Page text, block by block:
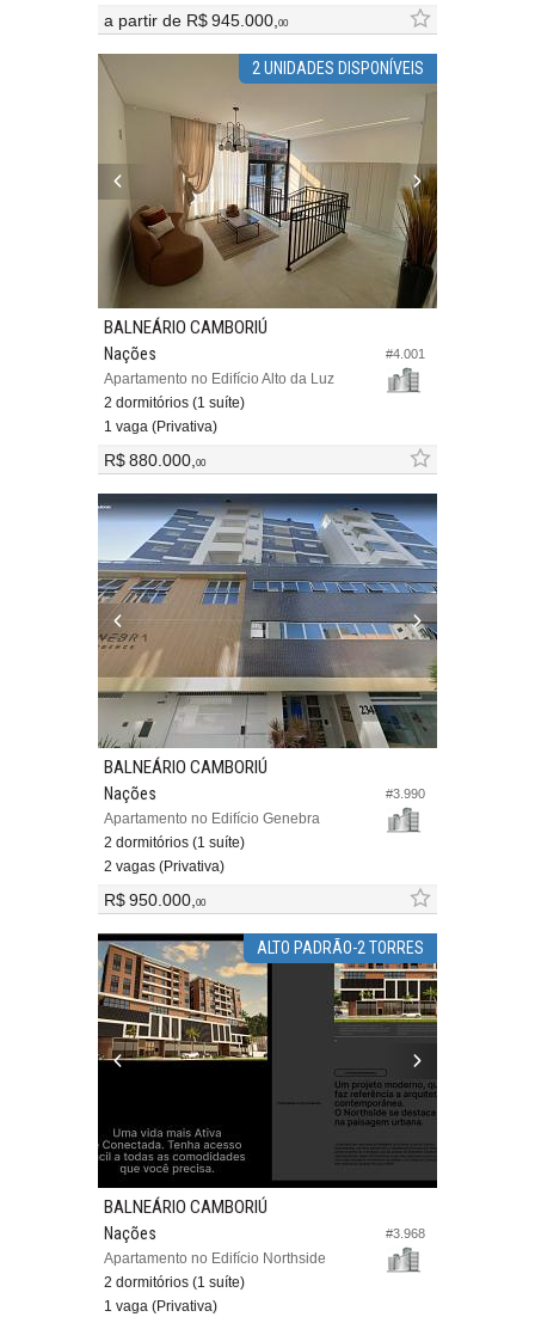
a partir de R$ 945.000,00
2 UNIDADES DISPONÍVEIS
#4.001
BALNEÁRIO CAMBORIÚ
Nações
Apartamento no Edifício Alto da Luz
2 dormitórios (1 suíte)
1 vaga (Privativa)
R$ 880.000,00
#3.990
BALNEÁRIO CAMBORIÚ
Nações
Apartamento no Edifício Genebra
2 dormitórios (1 suíte)
2 vagas (Privativa)
R$ 950.000,00
ALTO PADRÃO-2 TORRES
#3.968
BALNEÁRIO CAMBORIÚ
Nações
Apartamento no Edifício Northside
2 dormitórios (1 suíte)
1 vaga (Privativa)